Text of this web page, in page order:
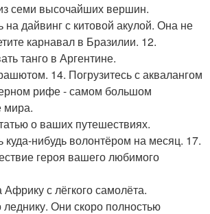
семи высочайших вершин.
на дайвинг с китовой акулой. Она не
карнавал в Бразилии. 12.
танго в Аргентине.
14. Погрузитесь с аквалангом
рифе - самом большом
мира.
о ваших путешествиях.
куда-нибудь волонтёром на месяц. 17.
героя вашего любимого
с лёгкого самолёта.
леднику. Они скоро полностью